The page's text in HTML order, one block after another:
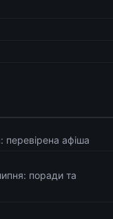
перевірена афіша
поради та